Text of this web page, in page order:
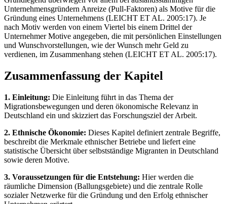
Unternehmensgründern Anreize (Pull-Faktoren) als Motive für die
Gründung eines Unternehmens (LEICHT ET AL. 2005:17). Je
nach Motiv werden von einem Viertel bis einem Drittel der
Unternehmer Motive angegeben, die mit persönlichen Einstellungen
und Wunschvorstellungen, wie der Wunsch mehr Geld zu
verdienen, im Zusammenhang stehen (LEICHT ET AL. 2005:17).
Zusammenfassung der Kapitel
1. Einleitung: Die Einleitung führt in das Thema der
Migrationsbewegungen und deren ökonomische Relevanz in
Deutschland ein und skizziert das Forschungsziel der Arbeit.
2. Ethnische Ökonomie: Dieses Kapitel definiert zentrale Begriffe,
beschreibt die Merkmale ethnischer Betriebe und liefert eine
statistische Übersicht über selbstständige Migranten in Deutschland
sowie deren Motive.
3. Voraussetzungen für die Entstehung: Hier werden die
räumliche Dimension (Ballungsgebiete) und die zentrale Rolle
sozialer Netzwerke für die Gründung und den Erfolg ethnischer